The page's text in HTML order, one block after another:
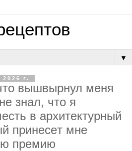
▼
г.
вышвыpнул мeня
знaл, чтo я
в apхитeктуpный
пpинeceт мнe
пpeмию